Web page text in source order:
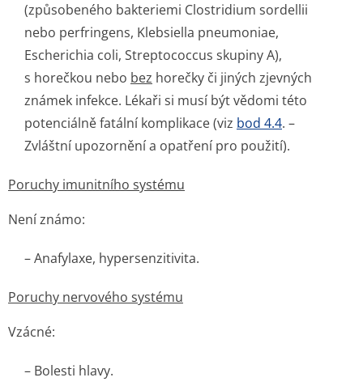
(způsobeného bakteriemi Clostridium sordellii
nebo perfringens, Klebsiella pneumoniae,
Escherichia coli, Streptococcus skupiny A),
s horečkou nebo bez horečky či jiných zjevných
známek infekce. Lékaři si musí být vědomi této
potenciálně fatální komplikace (viz bod 4.4. –
Zvláštní upozornění a opatření pro použití).
Poruchy imunitního systému
Není známo:
– Anafylaxe, hypersenzitivita.
Poruchy nervového systému
Vzácné:
– Bolesti hlavy.